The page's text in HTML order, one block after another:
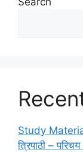
Study Material
त्रिपाठी – परिचय |